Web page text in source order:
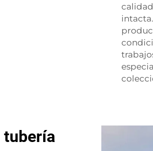
tubería